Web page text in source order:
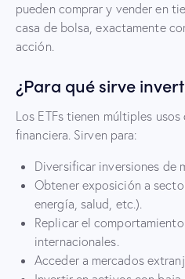
pueden comprar y vender en
casa de bolsa, exactamente
acción.
¿Para qué sirve
Los ETFs tienen múltiples
financiera. Sirven para:
Diversificar inversiones de
Obtener exposición a
energía, salud, etc.).
Replicar el
internacionales.
Acceder a mercados